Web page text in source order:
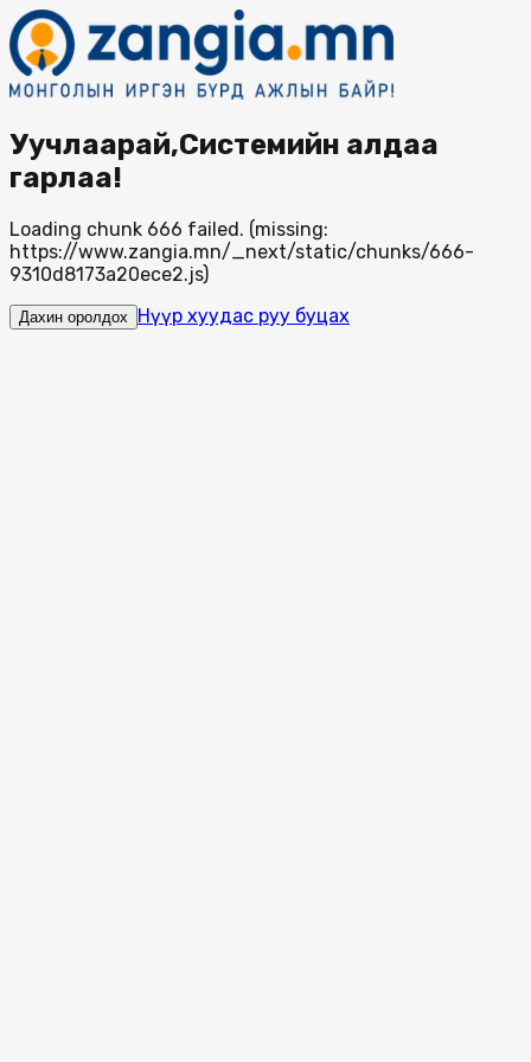
Уучлаарай,Системийн алдаа
гарлаа!
Loading chunk 666 failed. (missing:
https://www.zangia.mn/_next/static/chunks/666-
9310d8173a20ece2.js)
Дахин оролдох Нүүр хуудас руу буцах